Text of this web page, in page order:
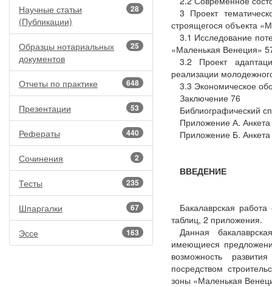
28
Научные статьи
(Публикации)
25
Образцы нотариальных
документов
648
Отчеты по практике
53
Презентации
440
Рефераты
2
Сочинения
235
Тесты
67
Шпаргалки
163
Эссе
3 Проект
строящегося объекта
3.1 Исследование
«Маленькая Венеция»
3.2 Проект
реализации
3.3 Экономическое
Заключение 76
Библиографический
Приложение А.
Приложение Б. Анкета
ВВЕДЕНИЕ
Бакалаврская
таблиц, 2 приложения.
Данная
имеющиеся
возможность
посредством
зоны «Маленькая